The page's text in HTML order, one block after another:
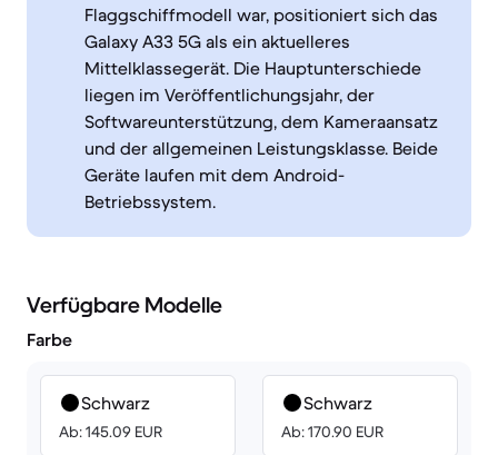
Flaggschiffmodell war, positioniert sich das
Galaxy A33 5G als ein aktuelleres
Mittelklassegerät. Die Hauptunterschiede
liegen im Veröffentlichungsjahr, der
Softwareunterstützung, dem Kameraansatz
und der allgemeinen Leistungsklasse. Beide
Geräte laufen mit dem Android-
Betriebssystem.
Verfügbare Modelle
Farbe
Schwarz
Ab: 145.09 EUR
Schwarz
Ab: 170.90 EUR